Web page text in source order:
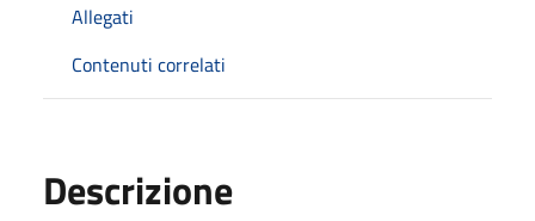
Allegati
Contenuti correlati
Descrizione